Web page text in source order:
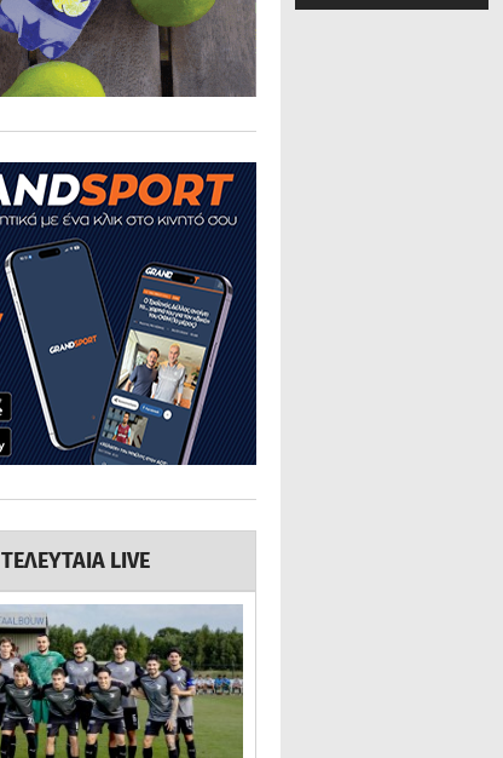
ΤΕΛΕΥΤΑΙΑ LIVE